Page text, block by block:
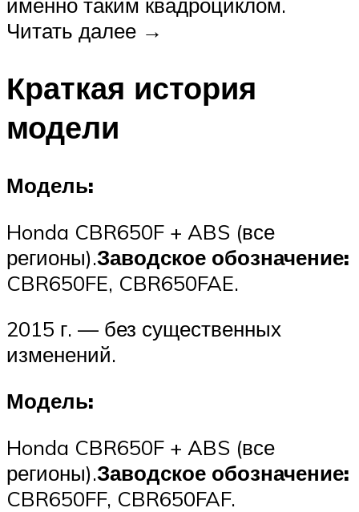
Читать далее →
Краткая история
модели
Модель:
Honda CBR650F + ABS (все
регионы).Заводское обозначение:
CBR650FE, CBR650FAE.
2015 г. — без существенных
изменений.
Модель:
Honda CBR650F + ABS (все
регионы).Заводское обозначение:
CBR650FF, CBR650FAF.